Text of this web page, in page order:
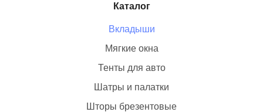
Каталог
Вкладыши
Мягкие окна
Тенты для авто
Шатры и палатки
Шторы брезентовые